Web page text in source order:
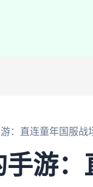
：直连童年国服战
手游